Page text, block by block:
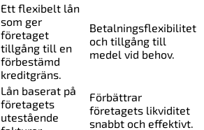
Ett flexibelt lån
som ger
företaget
tillgång till en
förbestämd
kreditgräns.
Betalningsflexibilitet
och tillgång till
medel vid behov.
Lån baserat på
företagets
utestående
Förbättrar
företagets likviditet
snabbt och effektivt.